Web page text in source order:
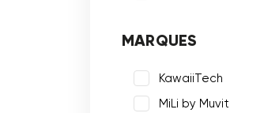
MARQUES
KawaiiTech
MiLi by Muvit